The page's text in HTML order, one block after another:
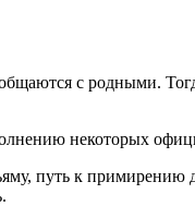
с родными.
некоторых
путь к примирению